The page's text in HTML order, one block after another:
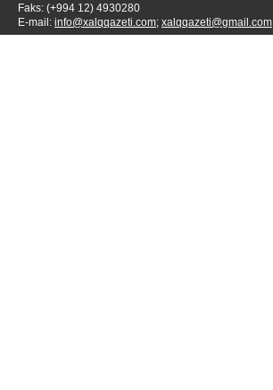
Faks: (+994 12) 4930280
E-mail: info@xalqqazeti.com; xalqqazeti@gmail.com